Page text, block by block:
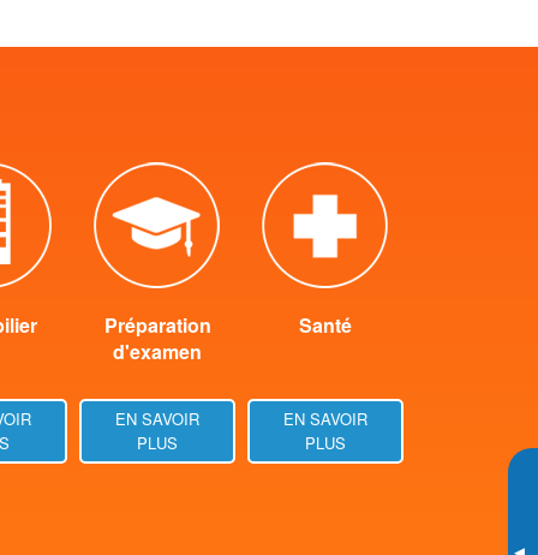
Préparation
d'examen
EN SAVOIR
PLUS
Santé
EN SAVOIR
PLUS